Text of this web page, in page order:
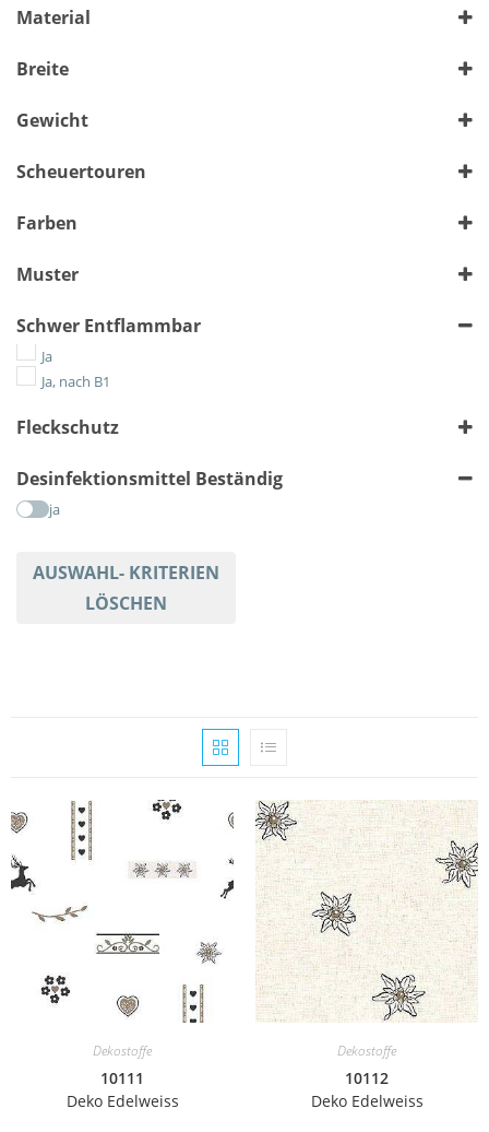
Material
Flachgewebe
Leather-Like
Velours
Breite
Gewicht
Scheuertouren
Farben
Muster
Floral
Geometrisch
Gestreift
Meliert
Uni
Schwer Entflammbar
Ja
Ja, nach B1
Fleckschutz
Desinfektionsmittel Beständig
ja
AUSWAHL- KRITERIEN
LÖSCHEN
Dekostoffe
10111
Deko Edelweiss
Dekostoffe
10112
Deko Edelweiss